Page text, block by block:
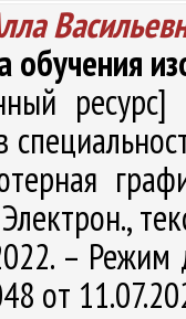
обучения
– Режим
от